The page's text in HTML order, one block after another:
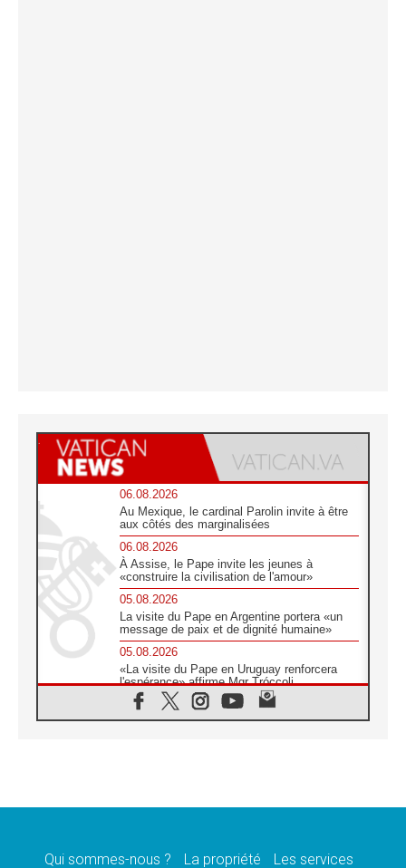
06.08.2026
Au Mexique, le cardinal Parolin invite à être
aux côtés des marginalisées
06.08.2026
À Assise, le Pape invite les jeunes à
«construire la civilisation de l'amour»
05.08.2026
La visite du Pape en Argentine portera «un
message de paix et de dignité humaine»
05.08.2026
«La visite du Pape en Uruguay renforcera
l'espérance» affirme Mgr Tróccoli
05.08.2026
Le nonce en Ukraine: «Il est inquiétant
05.08.2026
Addis-Abeba
Qui sommes-nous ? La propriété Les services